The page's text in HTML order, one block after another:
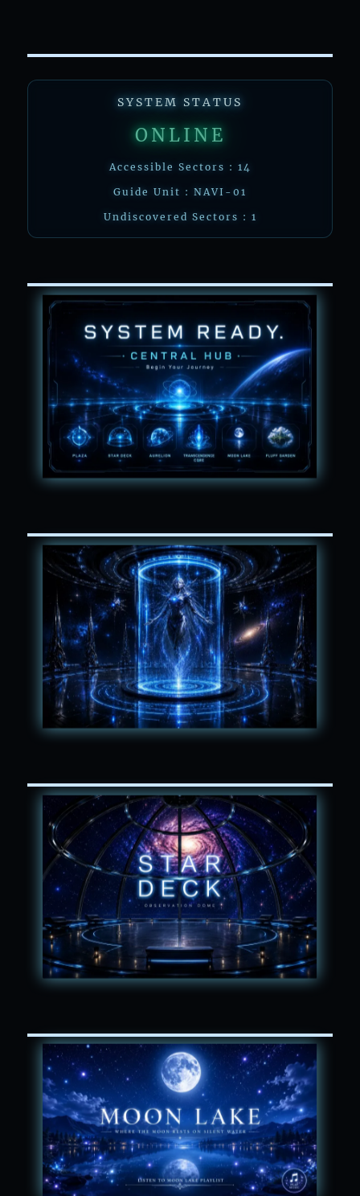
SYSTEM STATUS
ONLINE
Accessible Sectors : 14
Guide Unit : NAVI-01
Undiscovered Sectors : 1